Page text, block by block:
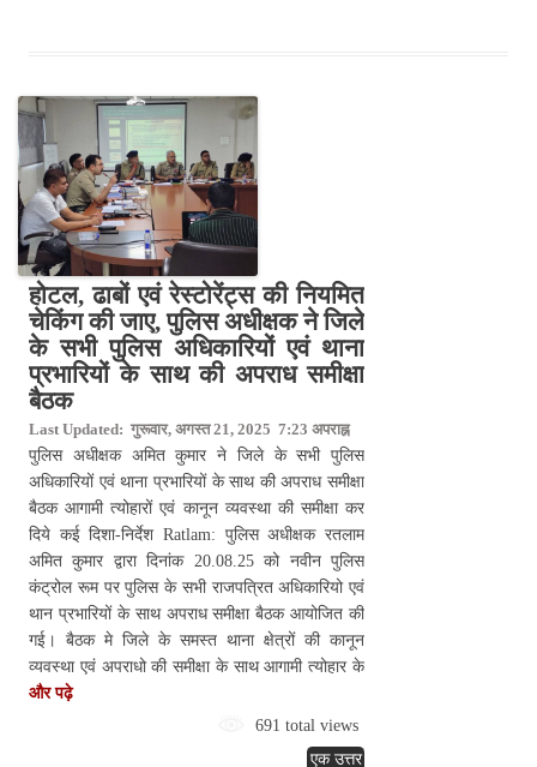
होटल, ढाबों एवं रेस्टोरेंट्स की नियमित
चेकिंग की जाए, पुलिस अधीक्षक ने जिले
के सभी पुलिस अधिकारियों एवं थाना
प्रभारियों के साथ की अपराध समीक्षा
बैठक
Last Updated: गुरूवार, अगस्त 21, 2025 7:23 अपराह्न
पुलिस अधीक्षक अमित कुमार ने जिले के सभी पुलिस
अधिकारियों एवं थाना प्रभारियों के साथ की अपराध समीक्षा
बैठक आगामी त्योहारों एवं कानून व्यवस्था की समीक्षा कर
दिये कई दिशा-निर्देश Ratlam: पुलिस अधीक्षक रतलाम
अमित कुमार द्वारा दिनांक 20.08.25 को नवीन पुलिस
कंट्रोल रूम पर पुलिस के सभी राजपत्रित अधिकारियो एवं
थान प्रभारियों के साथ अपराध समीक्षा बैठक आयोजित की
गई। बैठक मे जिले के समस्त थाना क्षेत्रों की कानून
व्यवस्था एवं अपराधो की समीक्षा के साथ आगामी त्योहार के
और पढ़े
691 total views
एक उत्तर